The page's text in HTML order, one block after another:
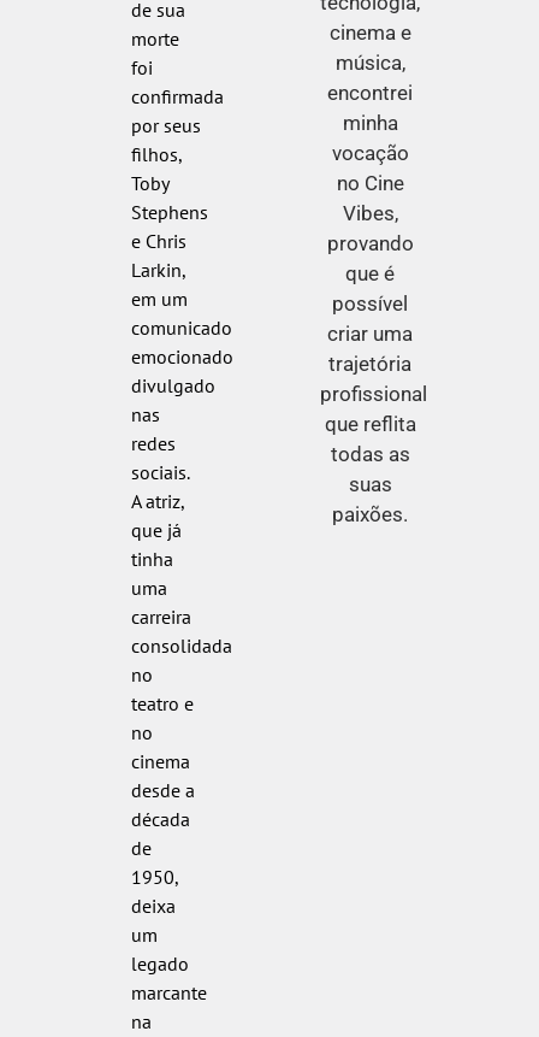
de sua
morte
foi
confirmada
por seus
filhos,
Toby
Stephens
e Chris
Larkin,
em um
comunicado
emocionado
divulgado
nas
redes
sociais.
A atriz,
que já
tinha
uma
carreira
consolidada
no
teatro e
no
cinema
desde a
década
de
1950,
deixa
um
legado
marcante
na
cinema e
música,
encontrei
minha
vocação
no Cine
Vibes,
provando
que é
possível
criar uma
trajetória
profissional
que reflita
todas as
suas
paixões.